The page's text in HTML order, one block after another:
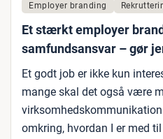
Employer branding
Et stærkt employer
samfundsansvar – gør
Et godt job er ikke kun
mange skal det også være
omkring, hvordan I er med